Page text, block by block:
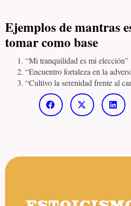
Ejemplos de mantras
tomar como base
“Mi tranquilidad es mi elección”
“Encuentro fortaleza en la
“Cultivo la serenidad frente al